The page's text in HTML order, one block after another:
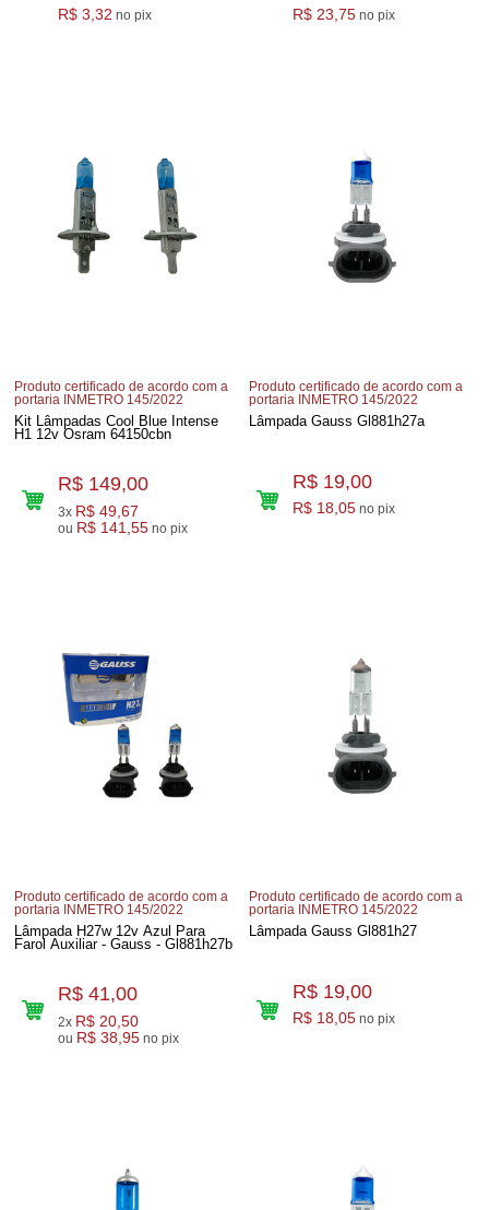
R$ 3,32 no pix R$ 23,75 no pix
Produto certificado de acordo com a
portaria INMETRO 145/2022
Kit Lâmpadas Cool Blue Intense
H1 12v Osram 64150cbn
R$ 149,00
3x R$ 49,67
ou R$ 141,55 no pix
Produto certificado de acordo com a
portaria INMETRO 145/2022
Lâmpada Gauss Gl881h27a
R$ 19,00
R$ 18,05 no pix
Produto certificado de acordo com a
portaria INMETRO 145/2022
Lâmpada H27w 12v Azul Para
Farol Auxiliar - Gauss - Gl881h27b
R$ 41,00
2x R$ 20,50
ou R$ 38,95 no pix
Produto certificado de acordo com a
portaria INMETRO 145/2022
Lâmpada Gauss Gl881h27
R$ 19,00
R$ 18,05 no pix